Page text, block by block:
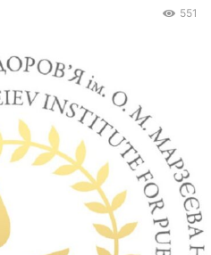
551